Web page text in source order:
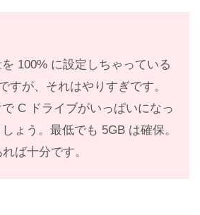
100% に設定しちゃっている
すが、それはやりすぎです。
C ドライブがいっぱいになっ
ょう。最低でも 5GB は確保。
ば十分です。